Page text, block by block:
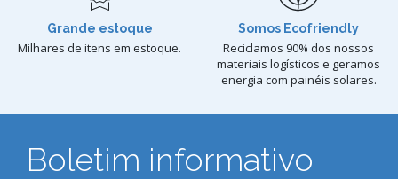
Grande estoque
Milhares de itens em estoque.
Somos Ecofriendly
Reciclamos 90% dos nossos
materiais logísticos e geramos
energia com painéis solares.
Boletim informativo